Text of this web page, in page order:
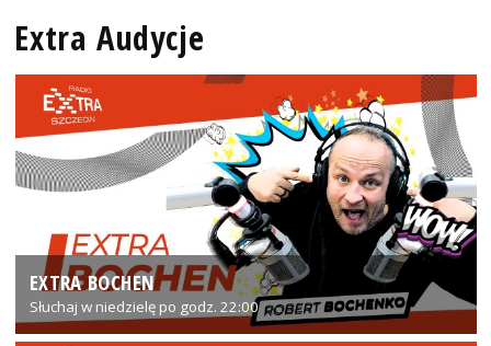
Extra Audycje
EXTRA BOCHEN
Słuchaj w niedzielę po godz. 22:00